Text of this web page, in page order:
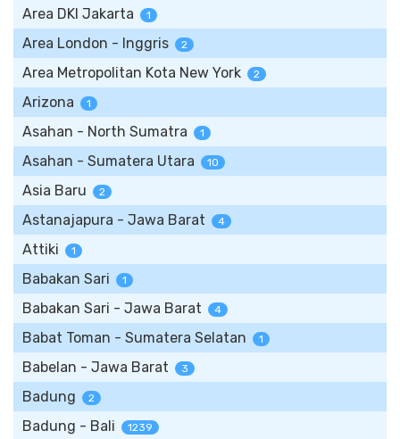
Area DKI Jakarta 1
Area London - Inggris 2
Area Metropolitan Kota New York 2
Arizona 1
Asahan - North Sumatra 1
Asahan - Sumatera Utara 10
Asia Baru 2
Astanajapura - Jawa Barat 4
Attiki 1
Babakan Sari 1
Babakan Sari - Jawa Barat 4
Babat Toman - Sumatera Selatan 1
Babelan - Jawa Barat 3
Badung 2
Badung - Bali 1239